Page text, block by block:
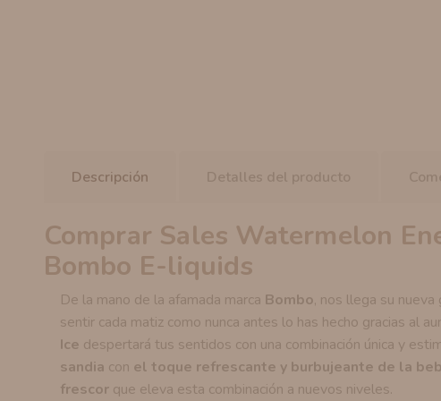
Descripción Detalles del producto
Comprar Sales Watermelon
Bombo E-liquids
De la mano de la afamada marca Bombo, nos llega su
sentir cada matiz como nunca antes lo has hecho gracias al
Ice despertará tus sentidos con una combinación única y
sandia con el toque refrescante y burbujeante de la
frescorque eleva esta combinación a nuevos niveles.